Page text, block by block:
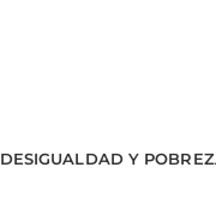
DESIGUALDAD Y